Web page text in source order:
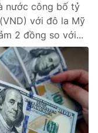
nước công bố tỷ
với đô la Mỹ
2 đồng so với...